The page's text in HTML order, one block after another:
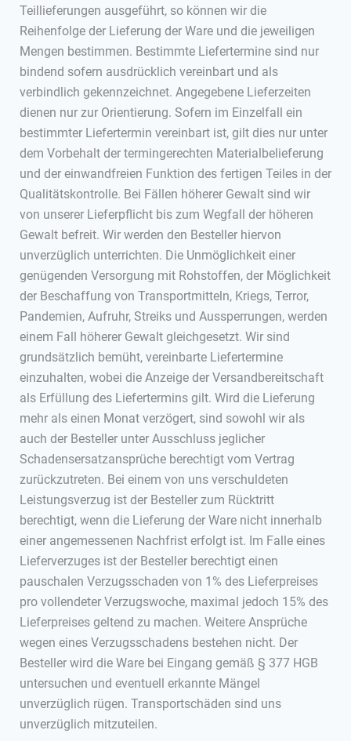
Teillieferungen ausgeführt, so können wir die
Reihenfolge der Lieferung der Ware und die jeweiligen
Mengen bestimmen. Bestimmte Liefertermine sind nur
bindend sofern ausdrücklich vereinbart und als
verbindlich gekennzeichnet. Angegebene Lieferzeiten
dienen nur zur Orientierung. Sofern im Einzelfall ein
bestimmter Liefertermin vereinbart ist, gilt dies nur unter
dem Vorbehalt der termingerechten Materialbelieferung
und der einwandfreien Funktion des fertigen Teiles in der
Qualitätskontrolle. Bei Fällen höherer Gewalt sind wir
von unserer Lieferpflicht bis zum Wegfall der höheren
Gewalt befreit. Wir werden den Besteller hiervon
unverzüglich unterrichten. Die Unmöglichkeit einer
genügenden Versorgung mit Rohstoffen, der Möglichkeit
der Beschaffung von Transportmitteln, Kriegs, Terror,
Pandemien, Aufruhr, Streiks und Aussperrungen, werden
einem Fall höherer Gewalt gleichgesetzt. Wir sind
grundsätzlich bemüht, vereinbarte Liefertermine
einzuhalten, wobei die Anzeige der Versandbereitschaft
als Erfüllung des Liefertermins gilt. Wird die Lieferung
mehr als einen Monat verzögert, sind sowohl wir als
auch der Besteller unter Ausschluss jeglicher
Schadensersatzansprüche berechtigt vom Vertrag
zurückzutreten. Bei einem von uns verschuldeten
Leistungsverzug ist der Besteller zum Rücktritt
berechtigt, wenn die Lieferung der Ware nicht innerhalb
einer angemessenen Nachfrist erfolgt ist. Im Falle eines
Lieferverzuges ist der Besteller berechtigt einen
pauschalen Verzugsschaden von 1% des Lieferpreises
pro vollendeter Verzugswoche, maximal jedoch 15% des
Lieferpreises geltend zu machen. Weitere Ansprüche
wegen eines Verzugsschadens bestehen nicht. Der
Besteller wird die Ware bei Eingang gemäß § 377 HGB
untersuchen und eventuell erkannte Mängel
unverzüglich rügen. Transportschäden sind uns
unverzüglich mitzuteilen.